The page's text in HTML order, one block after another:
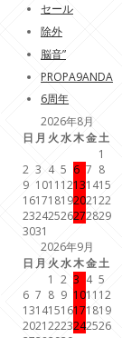
セール
除外
脳音”
PROPA9ANDA
6周年
2026年8月
日 月 火水木金土
1
2 3 4 5 6 7 8
9 1011 12131415
16171819202122
23242526272829
3031
2026年9月
日 月 火水木金土
1 2 3 4 5
6 7 8 9 1011 12
13141516171819
20212223242526